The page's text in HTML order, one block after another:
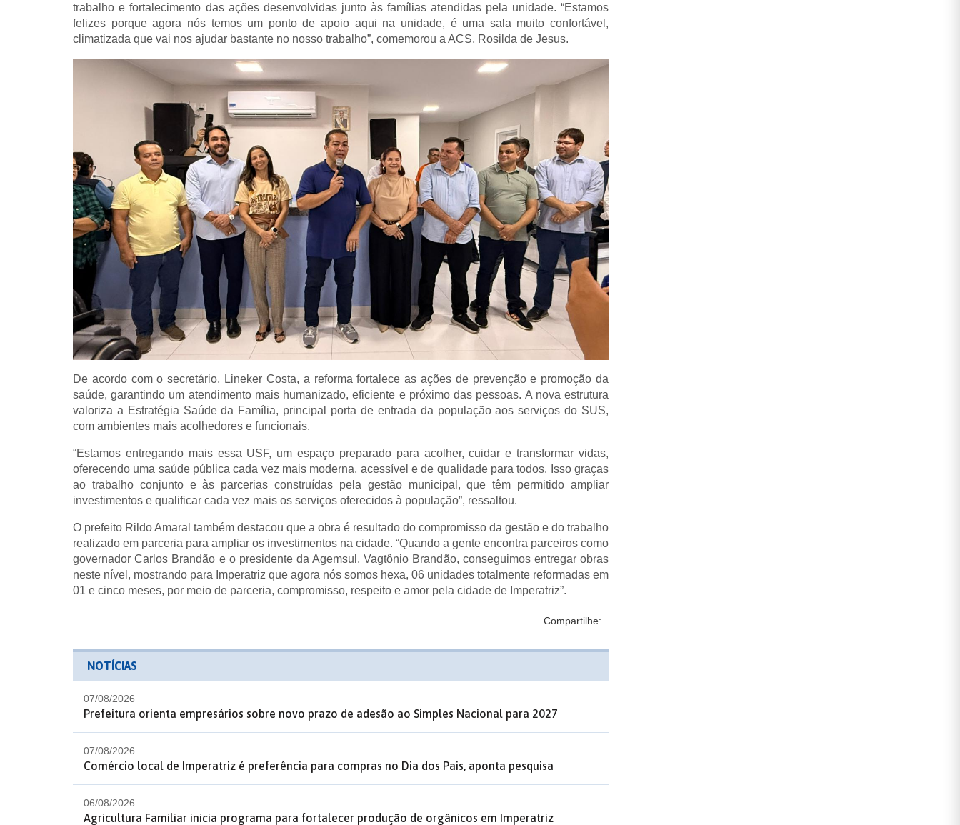
trabalho e fortalecimento das ações desenvolvidas junto às famílias atendidas pela unidade. “Estamos
felizes porque agora nós temos um ponto de apoio aqui na unidade, é uma sala muito confortável,
climatizada que vai nos ajudar bastante no nosso trabalho”, comemorou a ACS, Rosilda de Jesus.
De acordo com o secretário, Lineker Costa, a reforma fortalece as ações de prevenção e promoção da
saúde, garantindo um atendimento mais humanizado, eficiente e próximo das pessoas. A nova estrutura
valoriza a Estratégia Saúde da Família, principal porta de entrada da população aos serviços do SUS,
com ambientes mais acolhedores e funcionais.
“Estamos entregando mais essa USF, um espaço preparado para acolher, cuidar e transformar vidas,
oferecendo uma saúde pública cada vez mais moderna, acessível e de qualidade para todos. Isso graças
ao trabalho conjunto e às parcerias construídas pela gestão municipal, que têm permitido ampliar
investimentos e qualificar cada vez mais os serviços oferecidos à população”, ressaltou.
O prefeito Rildo Amaral também destacou que a obra é resultado do compromisso da gestão e do trabalho
realizado em parceria para ampliar os investimentos na cidade. “Quando a gente encontra parceiros como
governador Carlos Brandão e o presidente da Agemsul, Vagtônio Brandão, conseguimos entregar obras
neste nível, mostrando para Imperatriz que agora nós somos hexa, 06 unidades totalmente reformadas em
01 e cinco meses, por meio de parceria, compromisso, respeito e amor pela cidade de Imperatriz”.
Compartilhe:
NOTÍCIAS
07/08/2026
Prefeitura orienta empresários sobre novo prazo de adesão ao Simples Nacional para 2027
07/08/2026
Comércio local de Imperatriz é preferência para compras no Dia dos Pais, aponta pesquisa
06/08/2026
Agricultura Familiar inicia programa para fortalecer produção de orgânicos em Imperatriz